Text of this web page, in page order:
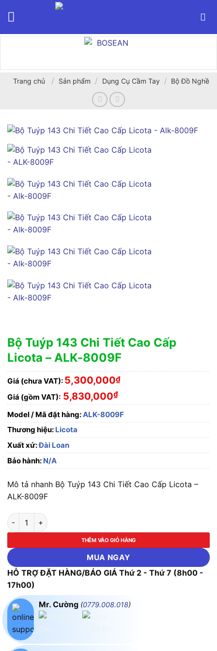
Trang chủ / Sản phẩm / Dụng Cụ Cầm Tay / Bộ Đồ Nghề
Bộ Tuýp 143 Chi Tiết Cao Cấp
Licota – ALK-8009F
Giá (chưa VAT): 5,300,000₫
Giá (gồm VAT): 5,830,000₫
Model / Mã đặt hàng:ALK-8009F
Thương hiệu: Licota
Xuất xứ:Đài Loan
Bảo hành: N/A
Mô tả nhanh Bộ Tuýp 143 Chi Tiết Cao Cấp Licota –
ALK-8009F
Bộ Tuýp 143 Chi Tiết Cao Cấp Licota - ALK-8009F số lượng
THÊM VÀO GIỎ HÀNG
MUA NGAY
HỖ TRỢ ĐẶT HÀNG/BÁO GIÁ Thứ 2 - Thứ 7 (8h00 -
17h00)
Mr. Cường (0779.008.018)